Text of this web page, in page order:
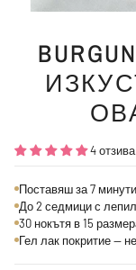
4 отзива
Поставяш за 7
До 2 седмици с
30 нокътя в 15
Гел лак покритие —